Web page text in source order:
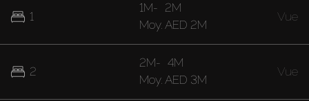
1
2
1M- 2M
Moy. AED 2M
Vue
2M- 4M
Moy. AED 3M
Vue